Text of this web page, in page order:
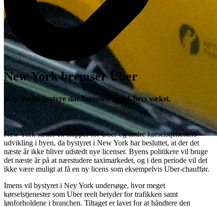
New York bremser Uber
New Yorks bystyre slår bremsen i for Ubers vækst.
New York sætter en stopper for Uber og andre kørselstjenesters
udvikling i byen, da bystyret i New York har besluttet, at der det
næste år ikke bliver udstedt nye licenser. Byens politikere vil bruge
det næste år på at nærstudere taximarkedet, og i den periode vil det
ikke være muligt at få en ny licens som eksempelvis Uber-chauffør.
Imens vil bystyret i Ney York undersøge, hvor meget
kørselstjenester som Uber reelt betyder for trafikken samt
lønforholdene i branchen. Tiltaget er lavet for at håndtere den